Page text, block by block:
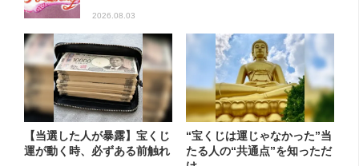
2026.08.03
【当選した人が暴露】宝くじ
運が動く時、必ずある前触れ
“宝くじは運じゃなかった”当
たる人の“共通点”を知っただ